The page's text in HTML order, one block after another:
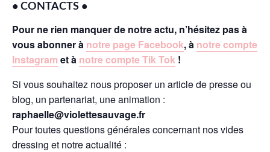
• CONTACTS •
Pour ne rien manquer de notre actu, n’hésitez pas à
vous abonner à notre page Facebook, à notre compte
Instagram et à notre compte Tik Tok !
Si vous souhaitez nous proposer un article de presse ou
blog, un partenariat, une animation :
raphaelle@violettesauvage.fr
Pour toutes questions générales concernant nos vides
dressing et notre actualité :